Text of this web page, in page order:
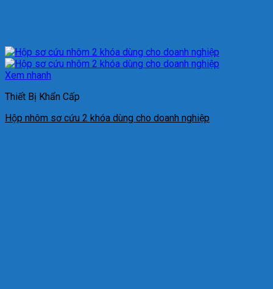
Xem nhanh
Thiết Bị Khẩn Cấp
Hộp nhôm sơ cứu 2 khóa dùng cho doanh nghiệp